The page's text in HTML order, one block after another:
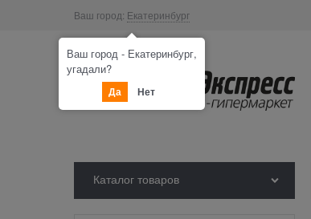
Ваш город: Екатеринбург
Каталог товаров
Ваш город - Екатеринбург,
угадали?
Да Нет